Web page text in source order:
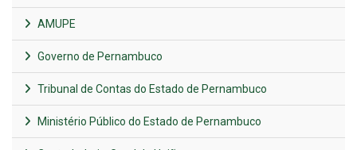
AMUPE
Governo de Pernambuco
Tribunal de Contas do Estado de Pernambuco
Ministério Público do Estado de Pernambuco